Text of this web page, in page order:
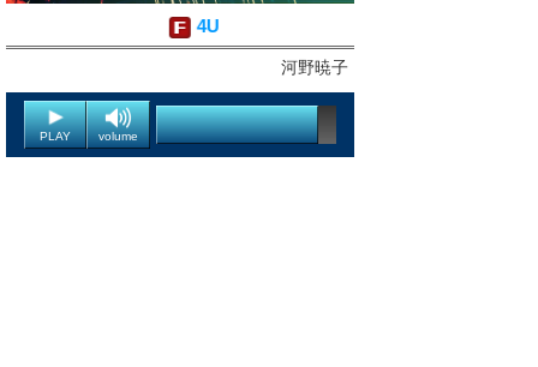
4U
河野暁子
PLAY volume